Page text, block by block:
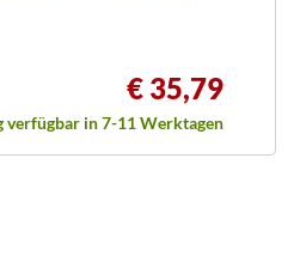
€ 35,79
verfügbar in 7-11 Werktagen